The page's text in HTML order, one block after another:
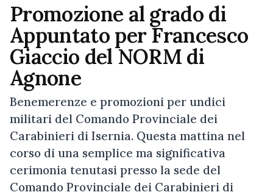
Promozione al grado di
Appuntato per Francesco
Giaccio del NORM di
Agnone
Benemerenze e promozioni per undici
militari del Comando Provinciale dei
Carabinieri di Isernia. Questa mattina nel
corso di una semplice ma significativa
cerimonia tenutasi presso la sede del
Comando Provinciale dei Carabinieri di